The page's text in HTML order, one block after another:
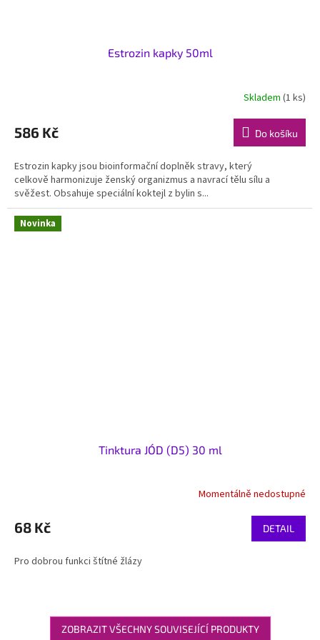
Estrozin kapky 50ml
Skladem (1 ks)
586 Kč Do košíku
Estrozin kapky jsou bioinformační doplněk stravy, který
celkově harmonizuje ženský organizmus a navrací tělu sílu a
svěžest. Obsahuje speciální koktejl z bylin s...
Novinka
Tinktura JÓD (D5) 30 ml
Momentálně nedostupné
68 Kč DETAIL
Pro dobrou funkci štítné žlázy
ZOBRAZIT VŠECHNY SOUVISEJÍCÍ PRODUKTY